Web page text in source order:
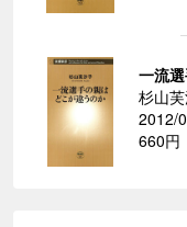
一流
杉山
2012/
660円